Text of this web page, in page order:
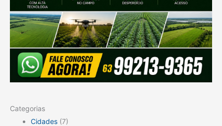
Categorias
Cidades (7)